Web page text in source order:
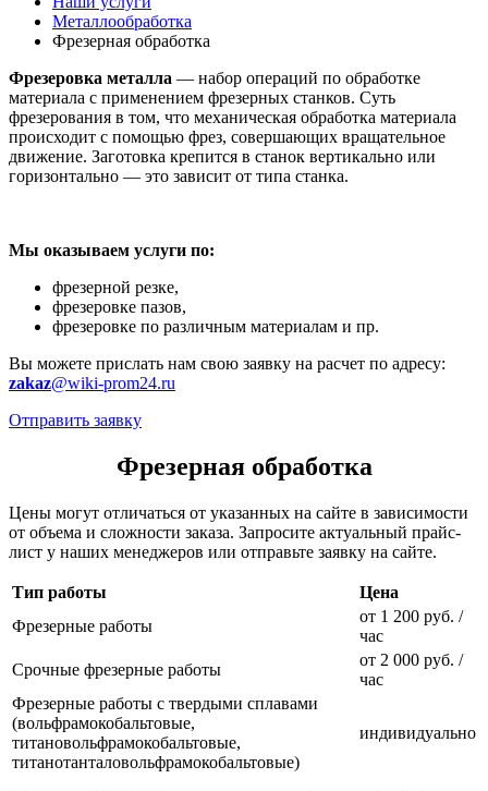
Металлообработка
Фрезерная обработка
Фрезеровка металла — набор операций по обработке
материала с применением фрезерных станков. Суть
фрезерования в том, что механическая обработка материала
происходит с помощью фрез, совершающих вращательное
движение. Заготовка крепится в станок вертикально или
горизонтально — это зависит от типа станка.
Мы оказываем услуги по:
фрезерной резке,
фрезеровке пазов,
фрезеровке по различным материалам и пр.
Вы можете прислать нам свою заявку на расчет по адресу:
zakaz@wiki-prom24.ru
Отправить заявку
Фрезерная обработка
Цены могут отличаться от указанных на сайте в зависимости
от объема и сложности заказа. Запросите актуальный прайс-
лист у наших менеджеров или отправьте заявку на сайте.
Тип работы
Цена
Фрезерные работы
от 1 200 руб. /
час
Срочные фрезерные работы
от 2 000 руб. /
час
Фрезерные работы с твердыми сплавами
(вольфрамокобальтовые,
титановольфрамокобальтовые,
титанотанталовольфрамокобальтовые)
индивидуально